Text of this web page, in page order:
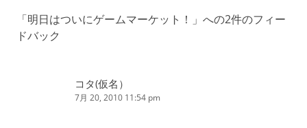
ゲ
「明日はついにゲームマーケット！ 」への2件のフィー
ドバック
コタ(仮名）
7月 20, 2010 11:54 pm